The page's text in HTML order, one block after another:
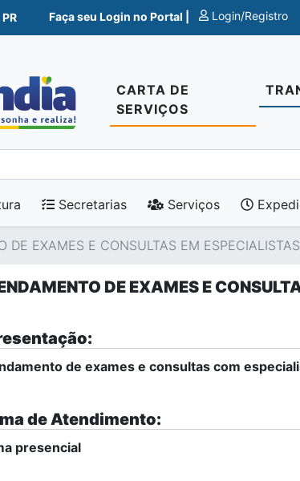
Faça seu Login no Portal | Login/Registro
CARTA DE
SERVIÇOS
Secretarias Serviços
DE EXAMES E CONSULTAS EM
DE EXAMES E
de exames e consultas com
de Atendimento:
presencial